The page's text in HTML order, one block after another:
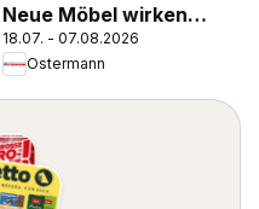
Neue Möbel wirken
Wunder.
18.07. - 07.08.2026
Ostermann